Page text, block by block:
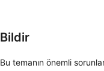
Bildir
Bu temanın önemli